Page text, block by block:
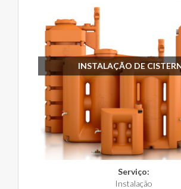
INSTALAÇÃO DE
Serviço:
Instalação